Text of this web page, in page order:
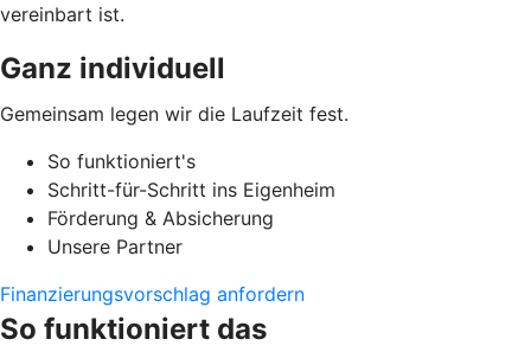
vereinbart ist.
Ganz individuell
Gemeinsam legen wir die Laufzeit fest.
So funktioniert's
Schritt-für-Schritt ins Eigenheim
Förderung & Absicherung
Unsere Partner
Finanzierungsvorschlag anfordern
So funktioniert das